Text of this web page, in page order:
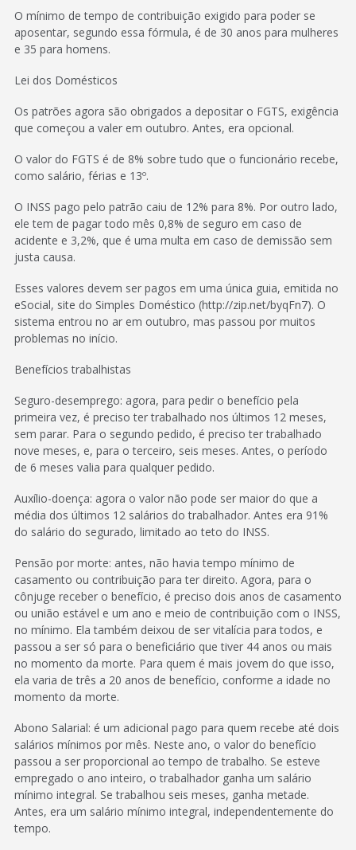
O mínimo de tempo de contribuição exigido para poder se
aposentar, segundo essa fórmula, é de 30 anos para mulheres
e 35 para homens.
Lei dos Domésticos
Os patrões agora são obrigados a depositar o FGTS, exigência
que começou a valer em outubro. Antes, era opcional.
O valor do FGTS é de 8% sobre tudo que o funcionário recebe,
como salário, férias e 13º.
O INSS pago pelo patrão caiu de 12% para 8%. Por outro lado,
ele tem de pagar todo mês 0,8% de seguro em caso de
acidente e 3,2%, que é uma multa em caso de demissão sem
justa causa.
Esses valores devem ser pagos em uma única guia, emitida no
eSocial, site do Simples Doméstico (http://zip.net/byqFn7). O
sistema entrou no ar em outubro, mas passou por muitos
problemas no início.
Benefícios trabalhistas
Seguro-desemprego: agora, para pedir o benefício pela
primeira vez, é preciso ter trabalhado nos últimos 12 meses,
sem parar. Para o segundo pedido, é preciso ter trabalhado
nove meses, e, para o terceiro, seis meses. Antes, o período
de 6 meses valia para qualquer pedido.
Auxílio-doença: agora o valor não pode ser maior do que a
média dos últimos 12 salários do trabalhador. Antes era 91%
do salário do segurado, limitado ao teto do INSS.
Pensão por morte: antes, não havia tempo mínimo de
casamento ou contribuição para ter direito. Agora, para o
cônjuge receber o benefício, é preciso dois anos de casamento
ou união estável e um ano e meio de contribuição com o INSS,
no mínimo. Ela também deixou de ser vitalícia para todos, e
passou a ser só para o beneficiário que tiver 44 anos ou mais
no momento da morte. Para quem é mais jovem do que isso,
ela varia de três a 20 anos de benefício, conforme a idade no
momento da morte.
Abono Salarial: é um adicional pago para quem recebe até dois
salários mínimos por mês. Neste ano, o valor do benefício
passou a ser proporcional ao tempo de trabalho. Se esteve
empregado o ano inteiro, o trabalhador ganha um salário
mínimo integral. Se trabalhou seis meses, ganha metade.
Antes, era um salário mínimo integral, independentemente do
tempo.